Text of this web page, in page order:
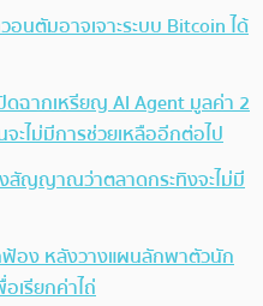
อนตัมอาจเจาะระบบ Bitcoin ได้
ฉากเหรียญ AI Agent มูลค่า 2
ไม่มีการช่วยเหลืออีกต่อไป
สัญญาณว่าตลาดกระทิงจะไม่มี
อง หลังวางแผนลักพาตัวนัก
เรียกค่าไถ่